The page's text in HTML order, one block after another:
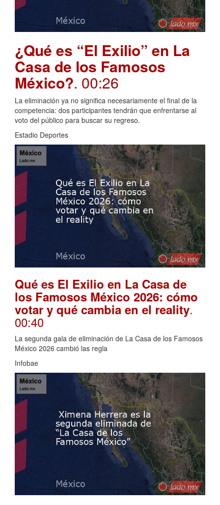
¿Qué es “El Exilio” en La
Casa de los Famosos
México?. 00:26
La eliminación ya no significa necesariamente el final de la
competencia: dos participantes tendrán que enfrentarse al
voto del público para buscar su regreso.
Estadio Deportes
Qué es El Exilio en La Casa de
los Famosos México 2026: cómo
votar y qué cambia en el reality.
00:40
La segunda gala de eliminación de La Casa de los Famosos
México 2026 cambió las regla
Infobae